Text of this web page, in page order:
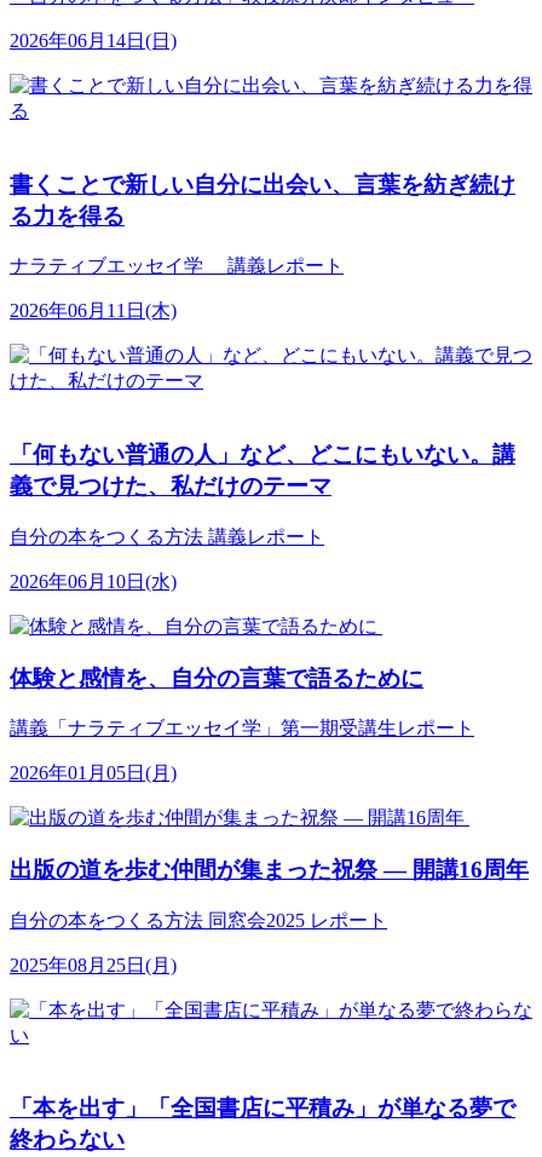
2026年06月14日(日)
書くことで新しい自分に出会い、言葉を紡ぎ続け
る力を得る
ナラティブエッセイ学 講義レポート
2026年06月11日(木)
「何もない普通の人」など、どこにもいない。講
義で見つけた、私だけのテーマ
自分の本をつくる方法 講義レポート
2026年06月10日(水)
体験と感情を、自分の言葉で語るために
講義「ナラティブエッセイ学」第一期受講生レポート
2026年01月05日(月)
出版の道を歩む仲間が集まった祝祭 ― 開講16周年
自分の本をつくる方法 同窓会2025 レポート
2025年08月25日(月)
「本を出す」「全国書店に平積み」が単なる夢で
終わらない